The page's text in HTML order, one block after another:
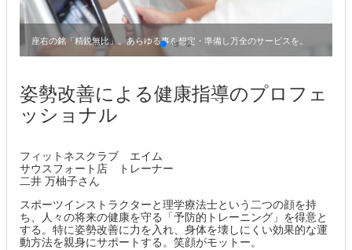
座右の銘「精鋭無比」。あらゆる事を想定・準備し万全のサービスを。
姿勢改善による健康指導のプロフェ
ッショナル
フィットネスクラブ エイム
サウスフォート店 トレーナー
二井 万柚子さん
スポーツインストラクターと理学療法士という二つの顔を持
ち、人々の将来の健康を守る「予防的トレーニング」を得意と
する。特に姿勢改善に力を入れ、身体を壊しにくい効果的な運
動方法を親身にサポートする。笑顔がモットー。